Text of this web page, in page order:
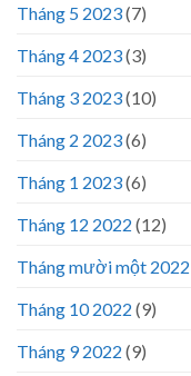
Tháng 5 2023(7)
Tháng 4 2023(3)
Tháng 3 2023(10)
Tháng 2 2023(6)
Tháng 1 2023(6)
Tháng 12 2022 (12)
Tháng mười một 2022
Tháng 10 2022 (9)
Tháng 9 2022 (9)